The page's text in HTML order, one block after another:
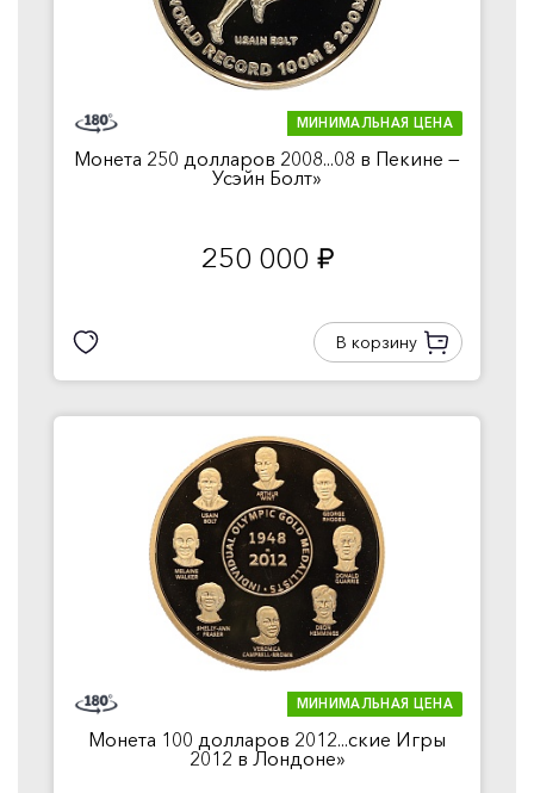
МИНИМАЛЬНАЯ ЦЕНА
Монета 250 долларов 2008...08 в Пекине —
Усэйн Болт»
250 000 руб.
В корзину
МИНИМАЛЬНАЯ ЦЕНА
Монета 100 долларов 2012...ские Игры
2012 в Лондоне»